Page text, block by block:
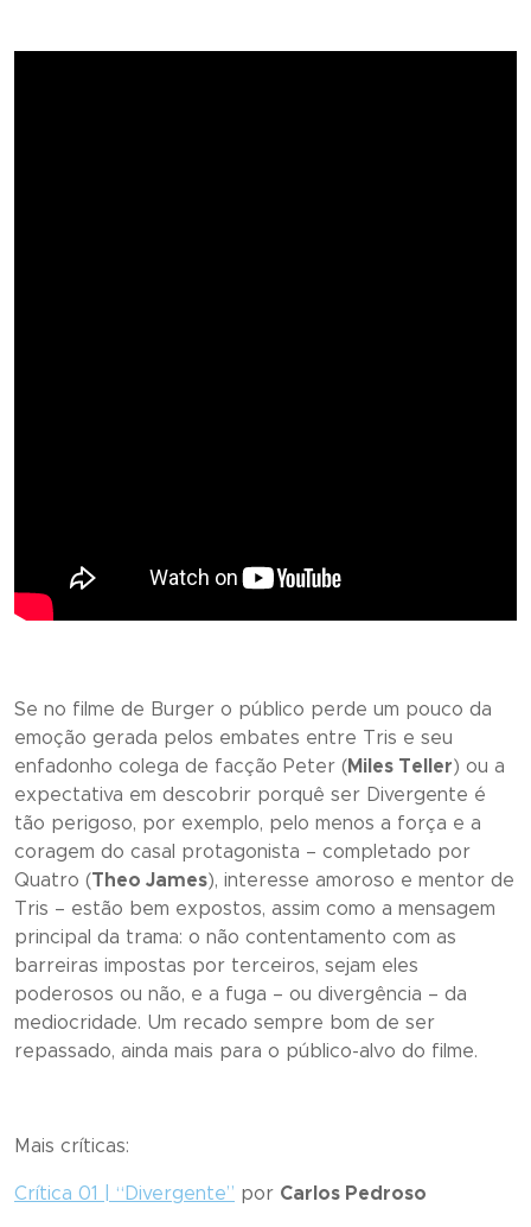
Se no filme de Burger o público perde um pouco da
emoção gerada pelos embates entre Tris e seu
enfadonho colega de facção Peter (Miles Teller) ou a
expectativa em descobrir porquê ser Divergente é
tão perigoso, por exemplo, pelo menos a força e a
coragem do casal protagonista – completado por
Quatro (Theo James), interesse amoroso e mentor de
Tris – estão bem expostos, assim como a mensagem
principal da trama: o não contentamento com as
barreiras impostas por terceiros, sejam eles
poderosos ou não, e a fuga – ou divergência – da
mediocridade. Um recado sempre bom de ser
repassado, ainda mais para o público-alvo do filme.
Mais críticas:
Crítica 01 | “ Divergente” por Carlos Pedroso